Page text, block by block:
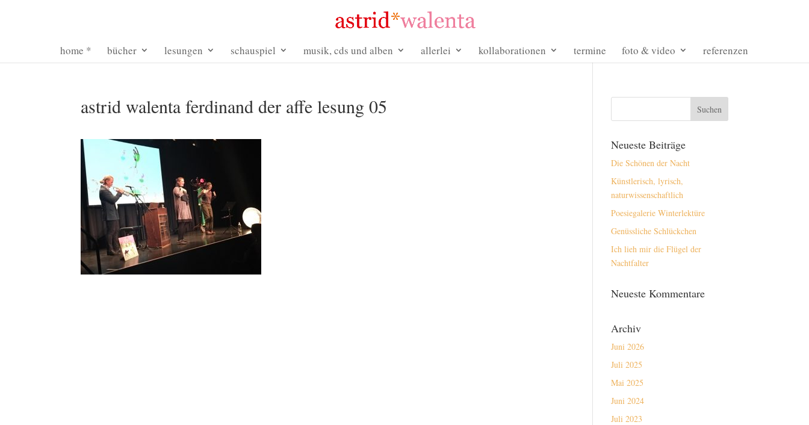
home * bücher lesungen schauspiel musik, cds und alben allerlei kollaborationen termine foto & video referenzen
astrid walenta ferdinand der affe lesung 05
Neueste Beiträge
Die Schönen der Nacht
Künstlerisch, lyrisch,
naturwissenschaftlich
Poesiegalerie Winterlektüre
Genüssliche Schlückchen
Ich lieh mir die Flügel der
Nachtfalter
Neueste Kommentare
Archiv
Juni 2026
Juli 2025
Mai 2025
Juni 2024
Juli 2023